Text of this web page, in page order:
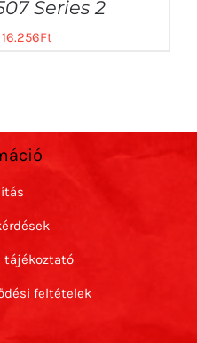
Series 2
16.256Ft
tájékoztató
feltételek